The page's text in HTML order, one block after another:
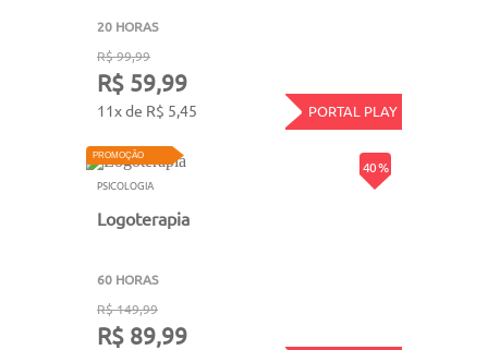
20 HORAS
R$ 99,99
R$ 59,99
11x de R$ 5,45 PORTAL PLAY
40 %
PROMOÇÃO
PSICOLOGIA
Logoterapia
60 HORAS
R$ 149,99
R$ 89,99